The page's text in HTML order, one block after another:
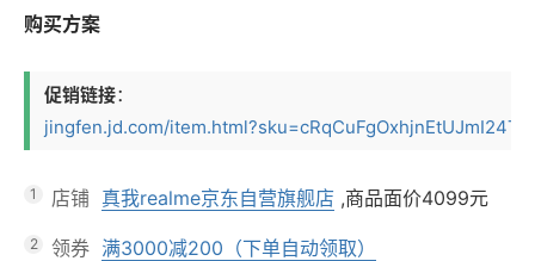
购买方案
促销链接：
jingfen.jd.com/
1 店铺 真我realme京东自营旗舰店 ,商品面价4099元
2 领券 满3000减200（下单自动领取）